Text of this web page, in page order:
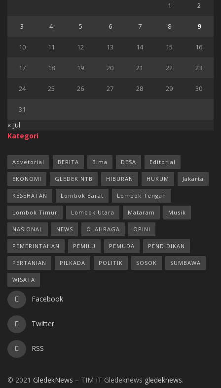
1 2
3 4 5 6 7 8 9
10 11 12 13 14 15 16
17 18 19 20 21 22 23
24 25 26 27 28 29 30
31
« Jul
Kategori
Advetorial BERITA Bima DESA Editorial
EKONOMI GLEDEK NTB HIBURAN HUKUM Jakarta
KESEHATAN Lombok Barat Lombok Tengah
Lombok Timur Lombok Utara Mataram Musik
NASIONAL NEWS OLAHRAGA OPINI
PEMERINTAHAN PEMILU PEMUDA PENDIDIKAN
PERTANIAN PILKADA POLITIK SOSOK SUMBAWA
WISATA
Facebook
Twitter
RSS
© 2021 GledekNews – TIM IT Gledeknews gledeknews.